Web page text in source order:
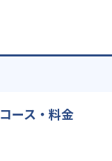
コース・料金